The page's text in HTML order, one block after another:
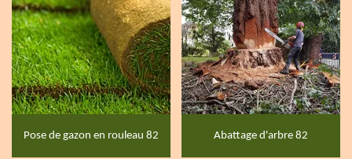
Pose de gazon en rouleau 82 Abattage d'arbre 82